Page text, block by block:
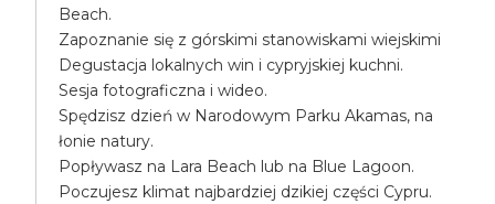
Beach.
Zapoznanie się z górskimi stanowiskami wiejskimi
Degustacja lokalnych win i cypryjskiej kuchni.
Sesja fotograficzna i wideo.
Spędzisz dzień w Narodowym Parku Akamas, na
łonie natury.
Popływasz na Lara Beach lub na Blue Lagoon.
Poczujesz klimat najbardziej dzikiej części Cypru.